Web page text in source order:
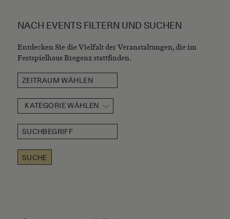
NACH EVENTS FILTERN UND SUCHEN
Entdecken Sie die Vielfalt der Veranstaltungen, die im
Festspielhaus Bregenz stattfinden.
KATEGORIE WÄHLEN
SUCHE